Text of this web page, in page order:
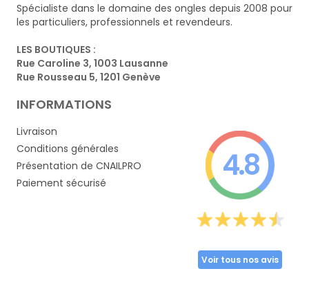
Spécialiste dans le domaine des ongles depuis 2008 pour
les particuliers, professionnels et revendeurs.
LES BOUTIQUES :
Rue Caroline 3, 1003 Lausanne
Rue Rousseau 5, 1201 Genève
INFORMATIONS
Livraison
Conditions générales
Présentation de CNAILPRO
Paiement sécurisé
4.8
Voir tous nos avis